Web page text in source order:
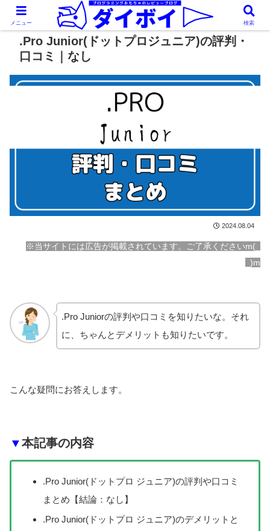
.Pro Junior(ドットプロジュニア)の評判・
口コミ｜なし
2024.08.04
※当サイトには広告が掲載されています。ご了承くださいm(_
_)m
.Pro Juniorの評判や口コミを知りたいな。それ
に、ちゃんとデメリットも知りたいです。
こんな疑問にお答えします。
▼本記事の内容
.Pro Junior(ドットプロ ジュニア)の評判や口コミ
まとめ【結論：なし】
.Pro Junior(ドットプロ ジュニア)のデメリットと
メニュー 検索